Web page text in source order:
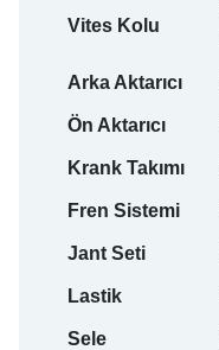
Vites Kolu
Arka Aktarıcı
Ön Aktarıcı
Krank Takımı
Fren Sistemi
Jant Seti
Lastik
Sele